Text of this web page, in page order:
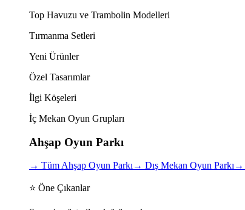
Top Havuzu ve Trambolin Modelleri
Tırmanma Setleri
Yeni Ürünler
Özel Tasarımlar
İlgi Köşeleri
İç Mekan Oyun Grupları
Ahşap Oyun Parkı
→ Tüm Ahşap Oyun Parkı→ Dış Mekan Oyun Parkı→
⭐ Öne Çıkanlar